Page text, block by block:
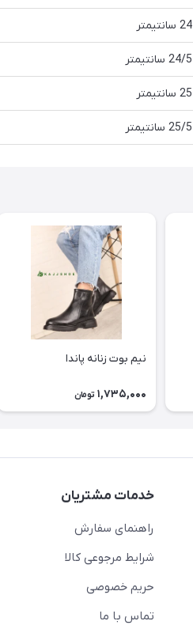
24 سانتیمتر
24/5 سانتیمتر
25 سانتیمتر
25/5 سانتیمتر
نیم بوت زنانه پاندا
1,735,000 تومان
خدمات مشتریان
راهنمای سفارش
شرایط مرجوعی کالا
حریم خصوصی
تماس با ما